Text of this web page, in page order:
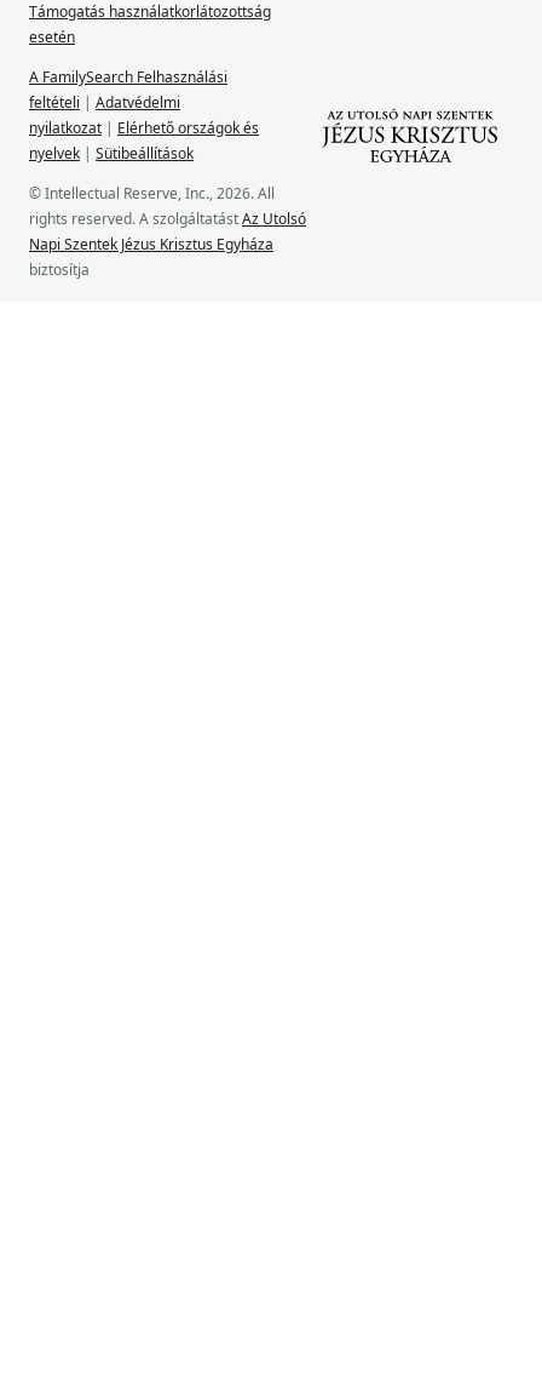
Támogatás használatkorlátozottság
esetén
A FamilySearch Felhasználási
feltételi | Adatvédelmi
nyilatkozat | Elérhető országok és
nyelvek | Sütibeállítások
© Intellectual Reserve, Inc., 2026. All
rights reserved. A szolgáltatástAz Utolsó
Napi Szentek Jézus Krisztus Egyháza
biztosítja